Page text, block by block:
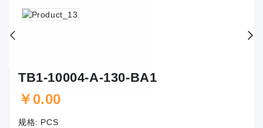
联系我们
TB1-10004-A-130-BA1
￥0.00
规格: PCS